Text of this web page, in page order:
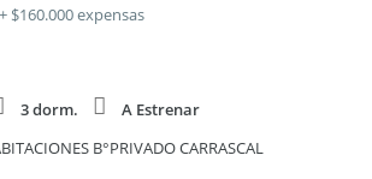
+ $160.000 expensas
3 dorm.
A Estrenar
B°PRIVADO CARRASCAL